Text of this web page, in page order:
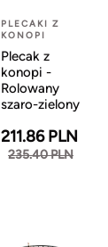
PLECAKI Z
KONOPI
Plecak z
konopi -
Rolowany
szaro-zielony
211.86 PLN
235.40 PLN